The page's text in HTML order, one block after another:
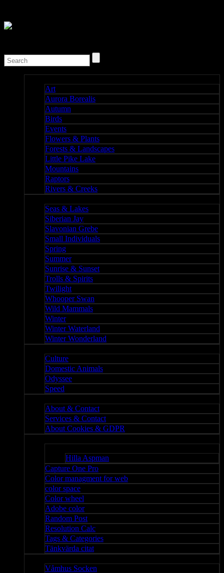
Art
Aurora Borealis
Autumn
Birds
Events
Flowers & Plants
Forests & Landscapes
Little Pike Lake
Mountains
Raptors
Rivers & Creeks
Seas & Lakes
Siberian Jay
Slavonian Grebe
Small Individuals
Spring
Summer
Sunrise & Sunset
Trolls & Spirits
Twilight
Whooper Swan
Wild Mammals
Winter
Winter Waterland
Winter Wonderland
Culture
Domestic Animals
Odyssee
Speed
About & Contact
Services & Contact
About Cookies & GDPR
Hilla Aspman
Capture One Pro
Color managment for web
color space
Color wheel
Adobe color
Random Post
Resolution Calc
Tags & Categories
Tänkvärda citat
Våmhus Socken